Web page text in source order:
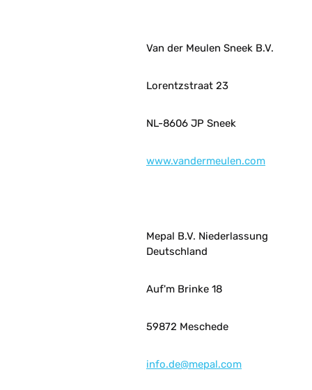
Van der Meulen Sneek B.V.
Lorentzstraat 23
NL-8606 JP Sneek
www.vandermeulen.com
Mepal B.V. Niederlassung
Deutschland
Auf'm Brinke 18
59872 Meschede
info.de@mepal.com